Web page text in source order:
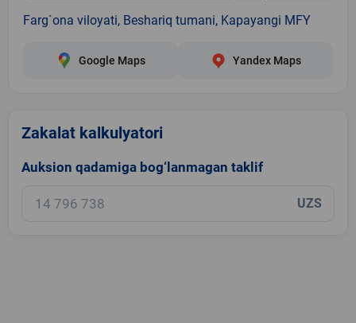
Farg`ona viloyati, Beshariq tumani, Kapayangi MFY
Google Maps Yandex Maps
Zakalat kalkulyatori
Auksion qadamiga bog‘lanmagan taklif
UZS